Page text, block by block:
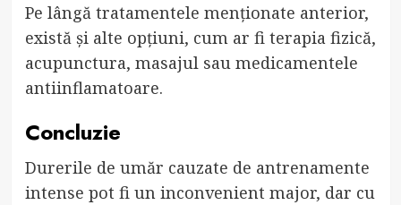
Pe lângă tratamentele menționate anterior,
există și alte opțiuni, cum ar fi terapia fizică,
acupunctura, masajul sau medicamentele
antiinflamatoare.
Concluzie
Durerile de umăr cauzate de antrenamente
intense pot fi un inconvenient major, dar cu